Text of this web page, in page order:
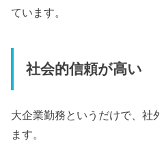
ています。
社会的信頼が高い
大企業勤務というだけで、社
ます。